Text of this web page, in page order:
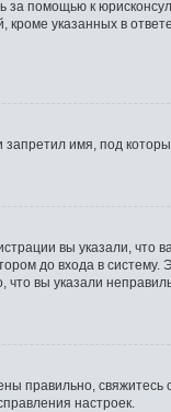
помощью к
указанных в
имя, под
вы указали, что
до входа в
вы указали
правильно,
настроек.